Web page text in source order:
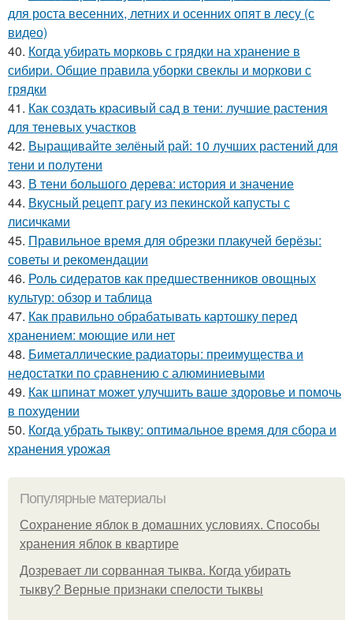
для роста весенних, летних и осенних опят в лесу (с
видео)
40. Когда убирать морковь с грядки на хранение в
сибири. Общие правила уборки свеклы и моркови с
грядки
41. Как создать красивый сад в тени: лучшие растения
для теневых участков
42. Выращивайте зелёный рай: 10 лучших растений для
тени и полутени
43. В тени большого дерева: история и значение
44. Вкусный рецепт рагу из пекинской капусты с
лисичками
45. Правильное время для обрезки плакучей берёзы:
советы и рекомендации
46. Роль сидератов как предшественников овощных
культур: обзор и таблица
47. Как правильно обрабатывать картошку перед
хранением: моющие или нет
48. Биметаллические радиаторы: преимущества и
недостатки по сравнению с алюминиевыми
49. Как шпинат может улучшить ваше здоровье и помочь
в похудении
50. Когда убрать тыкву: оптимальное время для сбора и
хранения урожая
Популярные материалы
Сохранение яблок в домашних условиях. Способы
хранения яблок в квартире
Дозревает ли сорванная тыква. Когда убирать
тыкву? Верные признаки спелости тыквы